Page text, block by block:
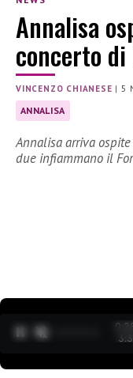
Annalisa
concerto di
VINCENZO CHIANESE |5
ANNALISA
Annalisa arriva
due infiammano il